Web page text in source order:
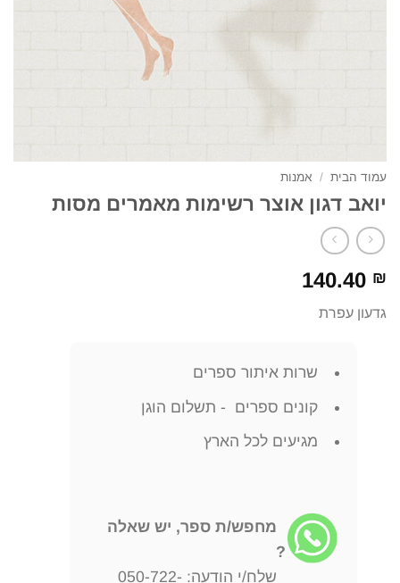
עמוד הבית / אמנות
יואב דגון אוצר רשימות מאמרים מסות
140.40 ₪
גדעון עפרת
שרות איתור ספרים
קונים ספרים - תשלום הוגן
מגיעים לכל הארץ
מחפש/ת ספר, יש שאלה
?
שלח/י הודעה: 050-722-